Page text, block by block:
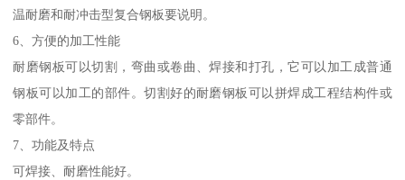
温耐磨和耐冲击型复合钢板要说明。
6、方便的加工性能
耐磨钢板可以切割，弯曲或卷曲、焊接和打孔，它可以加工成普通
钢板可以加工的部件。切割好的耐磨钢板可以拼焊成工程结构件或
零部件。
7、功能及特点
可焊接、耐磨性能好。